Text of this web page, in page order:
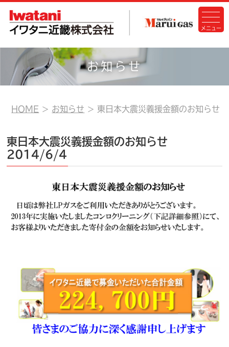
お知らせ
HOME お知らせ 東日本大震災義援金額のお知らせ
東日本大震災義援金額のお知らせ
2014/6/4